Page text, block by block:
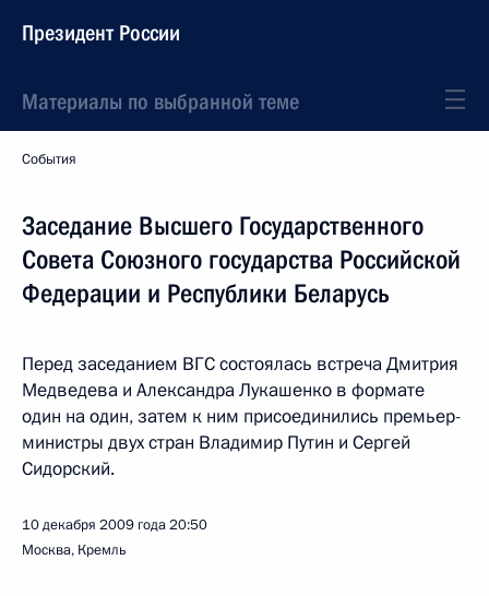
Президент России
Материалы по выбранной теме
События
Заседание Высшего Государственного
Совета Союзного государства Российской
Федерации и Республики Беларусь
Перед заседанием ВГС состоялась встреча Дмитрия
Медведева и Александра Лукашенко в формате
один на один, затем к ним присоединились премьер-
министры двух стран Владимир Путин и Сергей
Сидорский.
10 декабря 2009 года20:50
Москва, Кремль